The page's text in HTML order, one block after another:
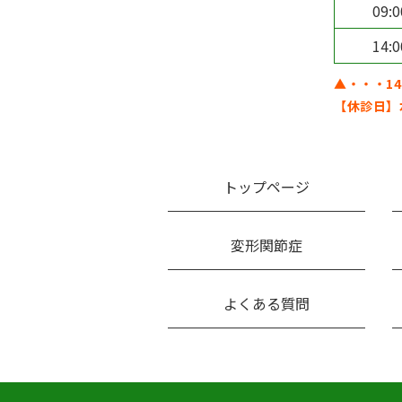
▲・・・
【休診日
トップページ
変形関節症
よくある質問